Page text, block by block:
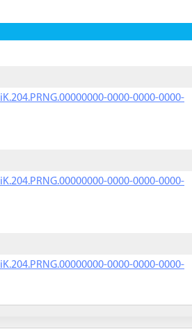
0000-0000-0000-
0000-0000-0000-
0000-0000-0000-